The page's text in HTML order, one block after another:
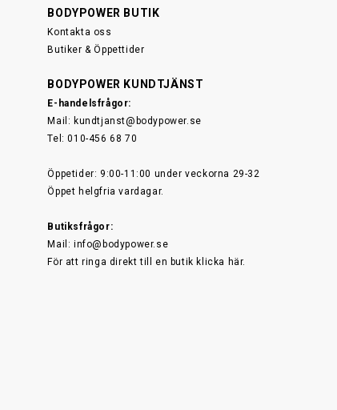
BODYPOWER BUTIK
Kontakta oss
Butiker & Öppettider
BODYPOWER KUNDTJÄNST
E-handelsfrågor:
Mail: kundtjanst@bodypower.se
Tel: 010-456 68 70
Öppetider: 9:00-11:00 under veckorna 29-32
Öppet helgfria vardagar.
Butiksfrågor:
Mail:info@bodypower.se
För att ringa direkt till en butik klicka här.